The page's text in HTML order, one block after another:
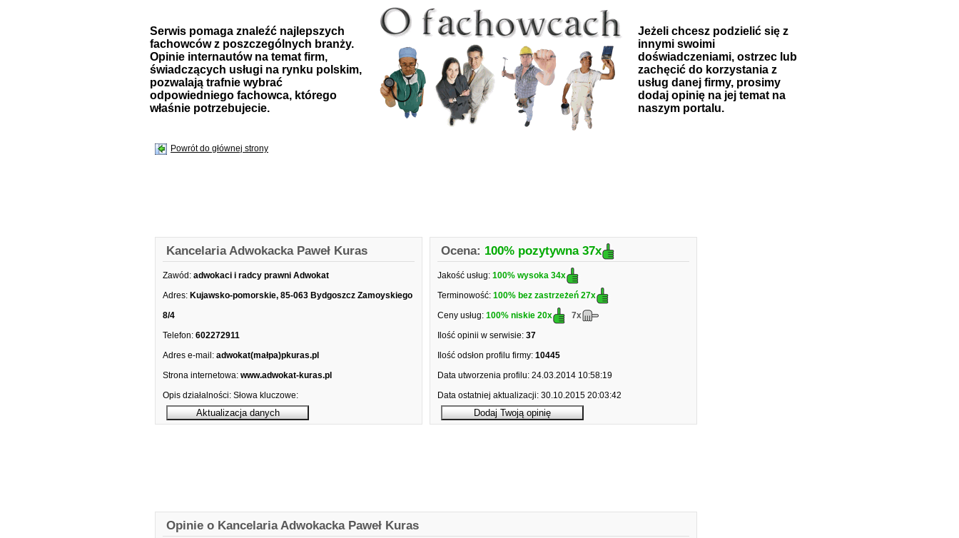
Serwis pomaga znaleźć najlepszych
fachowców z poszczególnych branży.
Opinie internautów na temat firm,
świadczących usługi na rynku polskim,
pozwalają trafnie wybrać
odpowiedniego fachowca, którego
właśnie potrzebujecie.
Jeżeli chcesz podzielić się z
innymi swoimi
doświadczeniami, ostrzec lub
zachęcić do korzystania z
usług danej firmy, prosimy
dodaj opinię na jej temat na
naszym portalu.
Powrót do głównej strony
Kancelaria Adwokacka Paweł Kuras
Zawód: adwokaci i radcy prawni Adwokat
Adres: Kujawsko-pomorskie, 85-063 Bydgoszcz Zamoyskiego
8/4
Telefon: 602272911
Adres e-mail: adwokat(małpa)pkuras.pl
Strona internetowa: www.adwokat-kuras.pl
Opis działalności: Słowa kluczowe:
Ocena: 100% pozytywna 37x
Jakość usług: 100% wysoka 34x
Terminowość: 100% bez zastrzeżeń 27x
Ceny usług: 100% niskie 20x
7x
Ilość opinii w serwisie: 37
Ilość odsłon profilu firmy: 10445
Data utworzenia profilu: 24.03.2014 10:58:19
Data ostatniej aktualizacji: 30.10.2015 20:03:42
Opinie o Kancelaria Adwokacka Paweł Kuras